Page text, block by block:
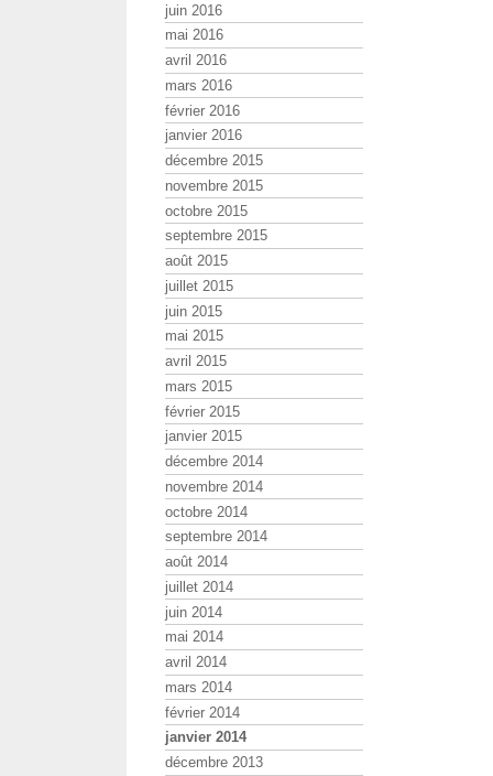
juin 2016
mai 2016
avril 2016
mars 2016
février 2016
janvier 2016
décembre 2015
novembre 2015
octobre 2015
septembre 2015
août 2015
juillet 2015
juin 2015
mai 2015
avril 2015
mars 2015
février 2015
janvier 2015
décembre 2014
novembre 2014
octobre 2014
septembre 2014
août 2014
juillet 2014
juin 2014
mai 2014
avril 2014
mars 2014
février 2014
janvier 2014
décembre 2013